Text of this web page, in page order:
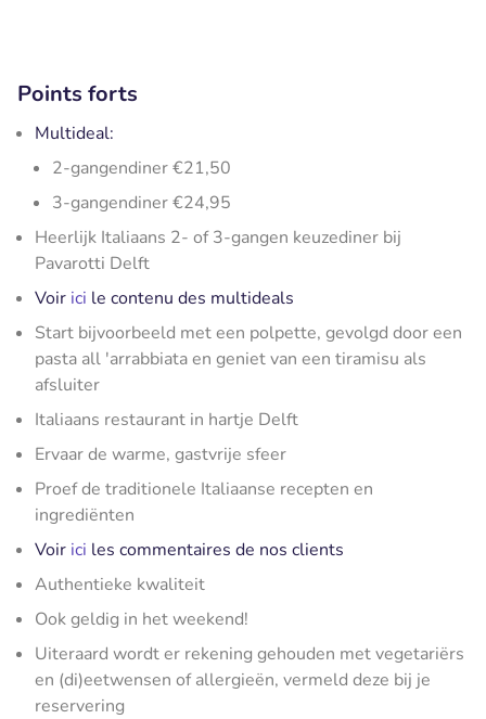
Points forts
Multideal:
2-gangendiner €21,50
3-gangendiner €24,95
Heerlijk Italiaans 2- of 3-gangen keuzediner bij
Pavarotti Delft
Voir ici le contenu des multideals
Start bijvoorbeeld met een polpette, gevolgd door een
pasta all 'arrabbiata en geniet van een tiramisu als
afsluiter
Italiaans restaurant in hartje Delft
Ervaar de warme, gastvrije sfeer
Proef de traditionele Italiaanse recepten en
ingrediënten
Voir ici les commentaires de nos clients
Authentieke kwaliteit
Ook geldig in het weekend!
Uiteraard wordt er rekening gehouden met vegetariërs
en (di)eetwensen of allergieën, vermeld deze bij je
reservering